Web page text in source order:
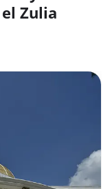
Zulia